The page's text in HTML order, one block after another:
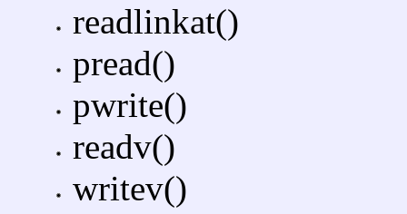
readlinkat()
pread()
pwrite()
readv()
writev()